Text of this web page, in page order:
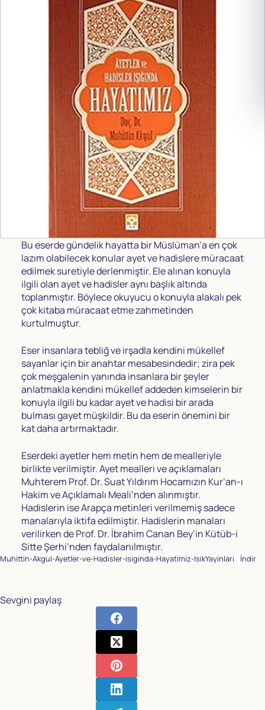
Bu eserde gündelik hayatta bir Müslüman’a en çok
lazım olabilecek konular ayet ve hadislere müracaat
edilmek suretiyle derlenmiştir. Ele alınan konuyla
ilgili olan ayet ve hadisler aynı başlık altında
toplanmıştır. Böylece okuyucu o konuyla alakalı pek
çok kitaba müracaat etme zahmetinden
kurtulmuştur.
Eser insanlara tebliğ ve irşadla kendini mükellef
sayanlar için bir anahtar mesabesindedir; zira pek
çok meşgalenin yanında insanlara bir şeyler
anlatmakla kendini mükellef addeden kimselerin bir
konuyla ilgili bu kadar ayet ve hadisi bir arada
bulması gayet müşkildir. Bu da eserin önemini bir
kat daha artırmaktadır.
Eserdeki ayetler hem metin hem de mealleriyle
birlikte verilmiştir. Ayet mealleri ve açıklamaları
Muhterem Prof. Dr. Suat Yıldırım Hocamızın Kur’an-ı
Hakim ve Açıklamalı Meali’nden alınmıştır.
Hadislerin ise Arapça metinleri verilmemiş sadece
manalarıyla iktifa edilmiştir. Hadislerin manaları
verilirken de Prof. Dr. İbrahim Canan Bey’in Kütüb-i
Sitte Şerhi’nden faydalanılmıştır.
Muhittin-Akgul-Ayetler-ve-Hadisler-isiginda-Hayatimiz-IsikYayinlari İndir
Sevgini paylaş